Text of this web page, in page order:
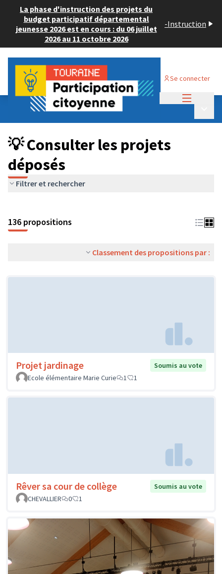
La phase d'instruction des projets du
budget participatif départemental
jeunesse 2026 est en cours : du 06 juillet
2026 au 11 octobre 2026
-Instruction
Se connecter
Budget Participatif JEUNESSE 2024
💡 Consulter les projets déposés
💡 Consulter les projets
déposés
Filtrer et rechercher
136 propositions
Classement des propositions par :
Projet jardinage
Soumis au vote
Ecole élémentaire Marie Curie
1 1
Rêver sa cour de collège
Soumis au vote
CHEVALLIER
0 1